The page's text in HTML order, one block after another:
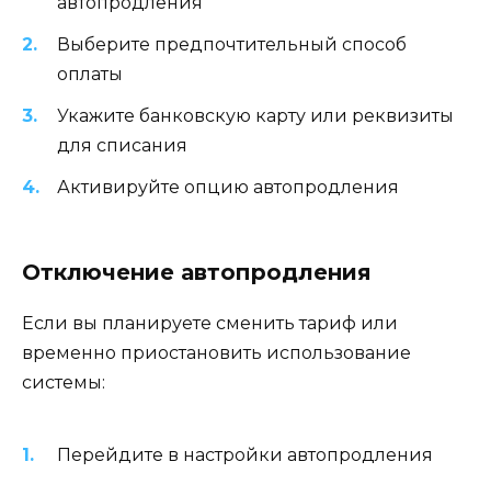
Выберите предпочтительный способ
оплаты
Укажите банковскую карту или реквизиты
для списания
Активируйте опцию автопродления
Отключение автопродления
Если вы планируете сменить тариф или
временно приостановить использование
системы:
Перейдите в настройки автопродления